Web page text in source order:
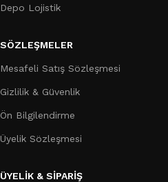
Depo Lojistik
SÖZLEŞMELER
Mesafeli Satış Sözleşmesi
Gizlilik & Güvenlik
Ön Bilgilendirme
Üyelik Sözleşmesi
ÜYELİK & SİPARİŞ